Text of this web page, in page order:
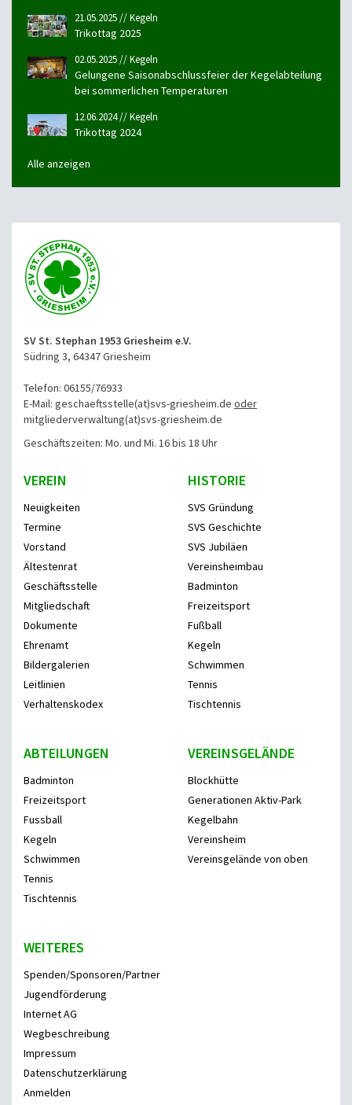
21.05.2025 // Kegeln
Trikottag 2025
02.05.2025 // Kegeln
Gelungene Saisonabschlussfeier der Kegelabteilung
bei sommerlichen Temperaturen
12.06.2024 // Kegeln
Trikottag 2024
Alle anzeigen
SV St. Stephan 1953 Griesheim e.V.
Südring 3, 64347 Griesheim
Telefon: 06155/76933
E-Mail: geschaeftsstelle(at)svs-griesheim.de oder
mitgliederverwaltung(at)svs-griesheim.de
Geschäftszeiten: Mo. und Mi. 16 bis 18 Uhr
VEREIN
Neuigkeiten
Termine
Vorstand
Ältestenrat
Geschäftsstelle
Mitgliedschaft
Dokumente
Ehrenamt
Bildergalerien
Leitlinien
Verhaltenskodex
HISTORIE
SVS Gründung
SVS Geschichte
SVS Jubiläen
Vereinsheimbau
Badminton
Freizeitsport
Fußball
Kegeln
Schwimmen
Tennis
Tischtennis
ABTEILUNGEN
Badminton
Freizeitsport
Fussball
Kegeln
Schwimmen
Tennis
Tischtennis
VEREINSGELÄNDE
Blockhütte
Generationen Aktiv-Park
Kegelbahn
Vereinsheim
Vereinsgelände von oben
WEITERES
Spenden/Sponsoren/Partner
Jugendförderung
Internet AG
Wegbeschreibung
Impressum
Datenschutzerklärung
Anmelden